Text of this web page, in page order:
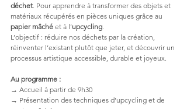
déchet . Pour apprendre à transformer des objets et
matériaux récupérés en pièces uniques grâce au
papier mâché et à l’upcycling
L’objectif : réduire nos déchets par la création,
réinventer l’existant plutôt que jeter, et découvrir un
processus artistique accessible, durable et joyeux.
Au programme :
→ Accueil à partir de 9h30
→ Présentation des techniques d’upcycling et de